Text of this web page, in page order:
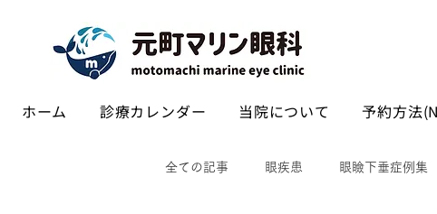
ホーム 診療カレンダー 当院について 予約方法
全ての記事 眼疾患 眼瞼下垂症例集